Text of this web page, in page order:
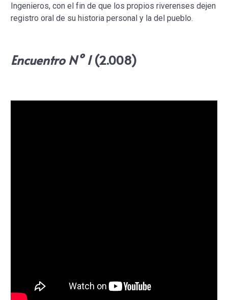
Ingenieros, con el fin de que los propios riverenses dejen
registro oral de su historia personal y la del pueblo.
Encuentro N° 1(2.008)